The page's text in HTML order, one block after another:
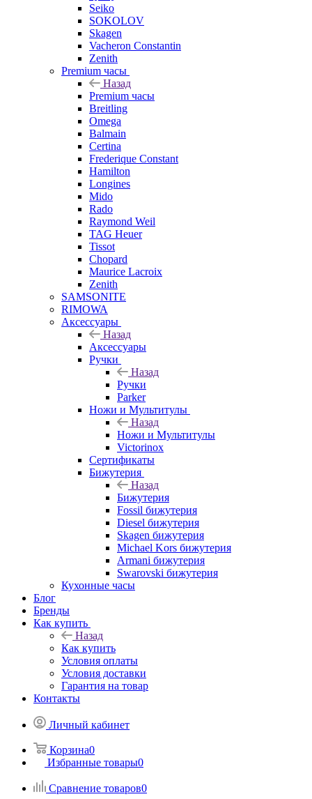
Seiko
SOKOLOV
Skagen
Vacheron Constantin
Zenith
Premium часы
Назад
Premium часы
Breitling
Omega
Balmain
Certina
Frederique Constant
Hamilton
Longines
Mido
Rado
Raymond Weil
TAG Heuer
Tissot
Chopard
Maurice Lacroix
Zenith
SAMSONITE
RIMOWA
Аксессуары
Назад
Аксессуары
Ручки
Назад
Ручки
Parker
Ножи и Мультитулы
Назад
Ножи и Мультитулы
Victorinox
Сертификаты
Бижутерия
Назад
Бижутерия
Fossil бижутерия
Diesel бижутерия
Skagen бижутерия
Michael Kors бижутерия
Armani бижутерия
Swarovski бижутерия
Кухонные часы
Блог
Бренды
Как купить
Назад
Как купить
Условия оплаты
Условия доставки
Гарантия на товар
Контакты
Личный кабинет
Корзина0
Избранные товары0
Сравнение товаров0